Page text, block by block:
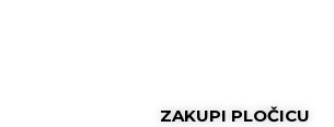
ZAKUPI PLOČICU